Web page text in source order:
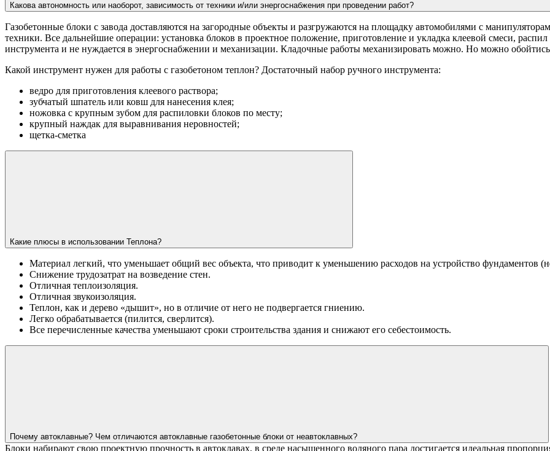
Какова автономность или наоборот, зависимость от техники и/или энергоснабжения при проведении работ?
Газобетонные блоки с завода доставляются на загородные объекты и разгружаются на площадку автомобилями с
техники. Все дальнейшие операции: установка блоков в проектное положение, приготовление и укладка клеевой смеси,
инструмента и не нуждается в энергоснабжении и механизации. Кладочные работы механизировать можно. Но можно
Какой инструмент нужен для работы с газобетоном теплон? Достаточный набор ручного инструмента:
ведро для приготовления клеевого раствора;
зубчатый шпатель или ковш для нанесения клея;
ножовка с крупным зубом для распиловки блоков по месту;
крупный наждак для выравнивания неровностей;
щетка-сметка
Какие плюсы в использовании Теплона?
Материал легкий, что уменьшает общий вес объекта, что приводит к уменьшению расходов на устройство фундаментов
Снижение трудозатрат на возведение стен.
Отличная теплоизоляция.
Отличная звукоизоляция.
Теплон, как и дерево «дышит», но в отличие от него не подвергается гниению.
Легко обрабатывается (пилится, сверлится).
Все перечисленные качества уменьшают сроки строительства здания и снижают его себестоимость.
Почему автоклавные? Чем отличаются автоклавные газобетонные блоки от неавтоклавных?
Блоки набирают свою проектную прочность в автоклавах, в среде насыщенного водяного пара достигается идеальная